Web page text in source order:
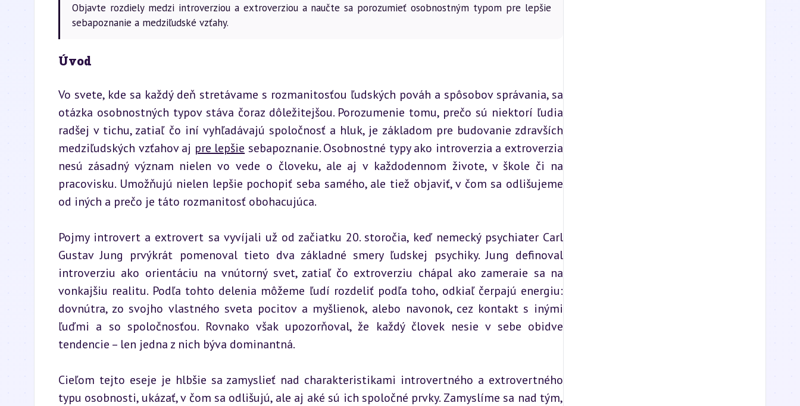
Objavte rozdiely medzi introverziou a extroverziou a naučte sa porozumieť osobnostným typom pre lepšie
sebapoznanie a medziľudské vzťahy.
Úvod
Vo svete, kde sa každý deň stretávame s rozmanitosťou ľudských pováh a spôsobov správania, sa
otázka osobnostných typov stáva čoraz dôležitejšou. Porozumenie tomu, prečo sú niektorí ľudia
radšej v tichu, zatiaľ čo iní vyhľadávajú spoločnosť a hluk, je základom pre budovanie zdravších
medziľudských vzťahov aj pre lepšie sebapoznanie. Osobnostné typy ako introverzia a extroverzia
nesú zásadný význam nielen vo vede o človeku, ale aj v každodennom živote, v škole či na
pracovisku. Umožňujú nielen lepšie pochopiť seba samého, ale tiež objaviť, v čom sa odlišujeme
od iných a prečo je táto rozmanitosť obohacujúca.
Pojmy introvert a extrovert sa vyvíjali už od začiatku 20. storočia, keď nemecký psychiater Carl
Gustav Jung prvýkrát pomenoval tieto dva základné smery ľudskej psychiky. Jung definoval
introverziu ako orientáciu na vnútorný svet, zatiaľ čo extroverziu chápal ako zameraie sa na
vonkajšiu realitu. Podľa tohto delenia môžeme ľudí rozdeliť podľa toho, odkiaľ čerpajú energiu:
dovnútra, zo svojho vlastného sveta pocitov a myšlienok, alebo navonok, cez kontakt s inými
ľuďmi a so spoločnosťou. Rovnako však upozorňoval, že každý človek nesie v sebe obidve
tendencie – len jedna z nich býva dominantná.
Cieľom tejto eseje je hlbšie sa zamyslieť nad charakteristikami introvertného a extrovertného
typu osobnosti, ukázať, v čom sa odlišujú, ale aj aké sú ich spoločné prvky. Zamyslíme sa nad tým,